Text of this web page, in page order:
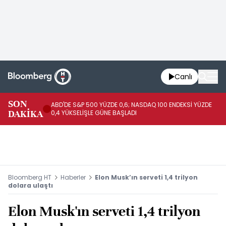
Canlı
SON
DAKİKA
ABD'DE S&P 500 YÜZDE 0,6; NASDAQ 100 ENDEKSİ YÜZDE
0,4 YÜKSELİŞLE GÜNE BAŞLADI
Bloomberg HT Haberler
Elon Musk’ın serveti 1,4 trilyon
dolara ulaştı
Elon Musk'ın serveti 1,4 trilyon